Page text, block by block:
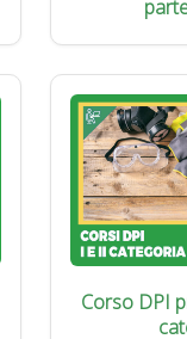
Corso DPI